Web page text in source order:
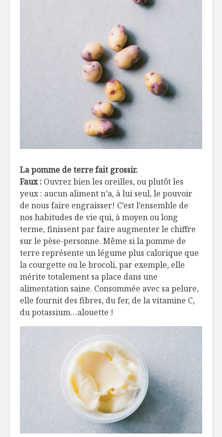
La pomme de terre fait grossir.
Faux : Ouvrez bien les oreilles, ou plutôt les
yeux : aucun aliment n’a, à lui seul, le pouvoir
de nous faire engraisser! C’est l’ensemble de
nos habitudes de vie qui, à moyen ou long
terme, finissent par faire augmenter le chiffre
sur le pèse-personne. Même si la pomme de
terre représente un légume plus calorique que
la courgette ou le brocoli, par exemple, elle
mérite totalement sa place dans une
alimentation saine. Consommée avec sa pelure,
elle fournit des fibres, du fer, de la vitamine C,
du potassium…alouette !